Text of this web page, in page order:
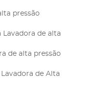
pressão
Lavadora de alta
de alta pressão
de Alta